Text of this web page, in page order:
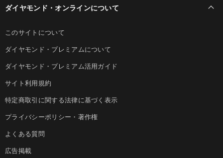
ダイヤモンド・オンラインについて
このサイトについて
ダイヤモンド・プレミアムについて
ダイヤモンド・プレミアム活用ガイド
サイト利用規約
特定商取引に関する法律に基づく表示
プライバシーポリシー・著作権
よくある質問
広告掲載